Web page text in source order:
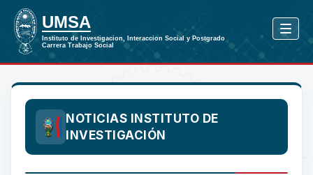
NOTICIAS INSTITUTO DE
INVESTIGACIÓN